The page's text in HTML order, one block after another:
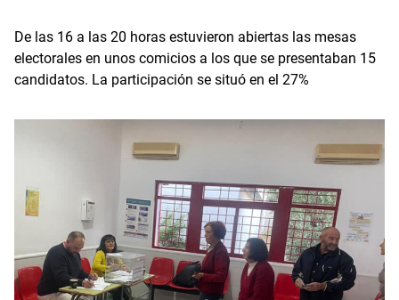
De las 16 a las 20 horas estuvieron abiertas las mesas
electorales en unos comicios a los que se presentaban 15
candidatos. La participación se situó en el 27%